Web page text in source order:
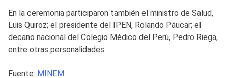
En la ceremonia participaron también el ministro de Salud,
Luis Quiroz; el presidente del IPEN, Rolando Páucar; el
decano nacional del Colegio Médico del Perú, Pedro Riega,
entre otras personalidades.
Fuente: MINEM.